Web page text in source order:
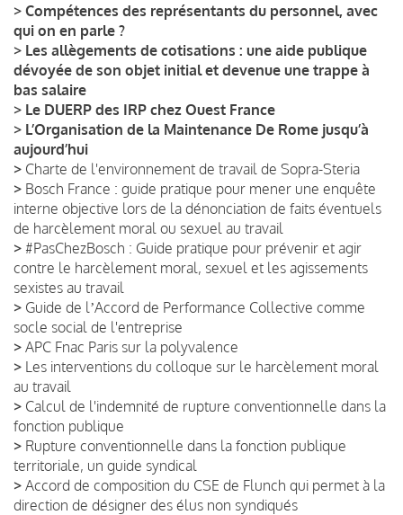
> Compétences des représentants du personnel, avec
qui on en parle ?
> Les allègements de cotisations : une aide publique
dévoyée de son objet initial et devenue une trappe à
bas salaire
> Le DUERP des IRP chez Ouest France
> L’Organisation de la Maintenance De Rome jusqu’à
aujourd’hui
> Charte de l'environnement de travail de Sopra-Steria
> Bosch France : guide pratique pour mener une enquête
interne objective lors de la dénonciation de faits éventuels
de harcèlement moral ou sexuel au travail
> #PasChezBosch : Guide pratique pour prévenir et agir
contre le harcèlement moral, sexuel et les agissements
sexistes au travail
> Guide de lʼAccord de Performance Collective comme
socle social de l'entreprise
> APC Fnac Paris sur la polyvalence
> Les interventions du colloque sur le harcèlement moral
au travail
> Calcul de l'indemnité de rupture conventionnelle dans la
fonction publique
> Rupture conventionnelle dans la fonction publique
territoriale, un guide syndical
> Accord de composition du CSE de Flunch qui permet à la
direction de désigner des élus non syndiqués